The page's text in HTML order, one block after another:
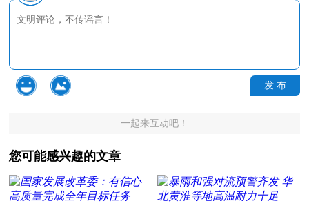
发 布
一起来互动吧！
您可能感兴趣的文章